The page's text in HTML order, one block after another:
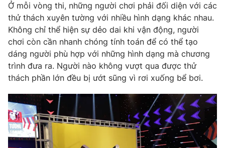
Video Shorts video
VTV Money VTV Thể thao
VTV Sức khoẻ Bất động sản
Thị trường 24h Tấm lòng Việt
VTV4 Vươn mình bằng AI
Ở mỗi vòng thi, những người chơi phải đối diện với các
thử thách xuyên tường với nhiều hình dạng khác nhau.
Không chỉ thể hiện sự dẻo dai khi vận động, người
chơi còn cần nhanh chóng tính toán để có thể tạo
dáng người phù hợp với những hình dạng mà chương
trình đưa ra. Người nào không vượt qua được thử
thách phần lớn đều bị ướt sũng vì rơi xuống bể bơi.